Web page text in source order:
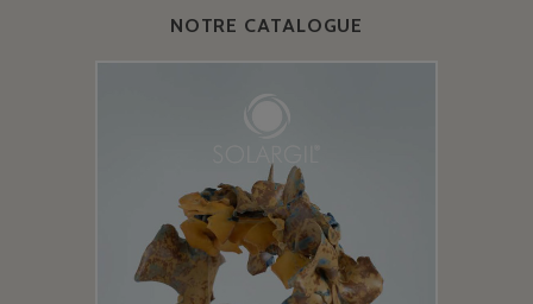
NOTRE CATALOGUE